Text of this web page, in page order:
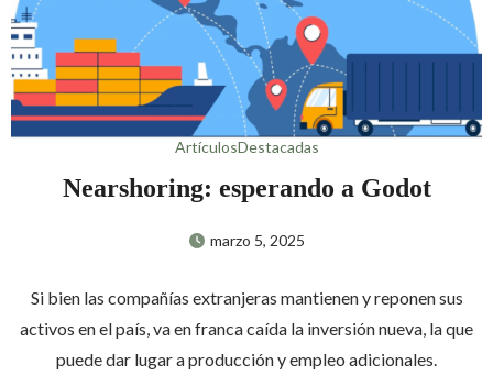
ArtículosDestacadas
Nearshoring: esperando a Godot
marzo 5, 2025
Si bien las compañías extranjeras mantienen y reponen sus
activos en el país, va en franca caída la inversión nueva, la que
puede dar lugar a producción y empleo adicionales.